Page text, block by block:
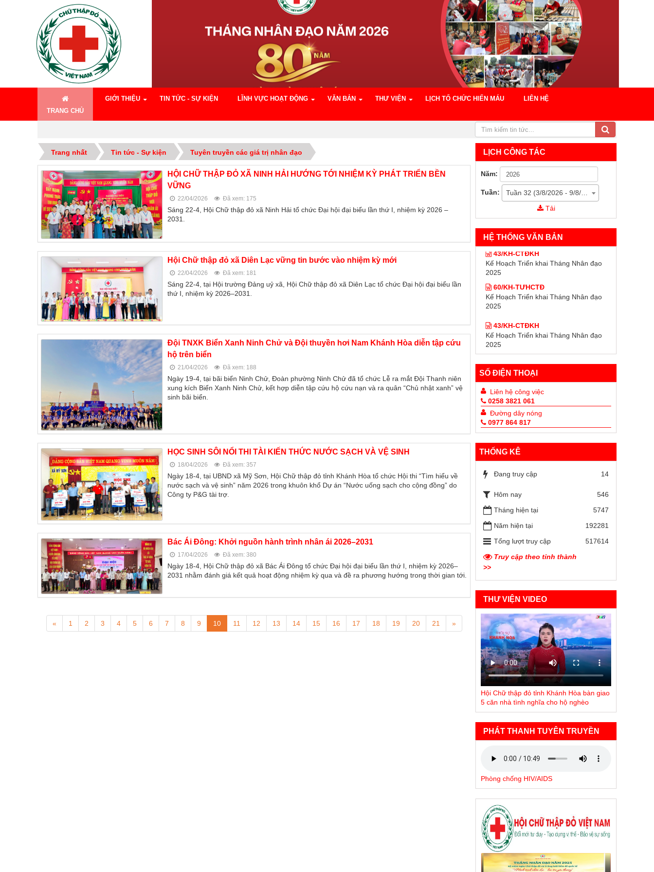
TRANG CHỦ
GIỚI THIỆU TIN TỨC - SỰ KIỆN LĨNH VỰC HOẠT ĐỘNG VĂN BẢN THƯ VIỆN LỊCH TỔ CHỨC HIẾN MÁU LIÊN HỆ
Trang nhất Tin tức - Sự kiện Tuyên truyền các giá trị nhân đạo
HỘI CHỮ THẬP ĐỎ XÃ NINH HẢI HƯỚNG TỚI NHIỆM KỲ PHÁT TRIỂN BỀN
VỮNG
22/04/2026 Đã xem: 175
Sáng 22-4, Hội Chữ thập đỏ xã Ninh Hải tổ chức Đại hội đại biểu lần thứ I, nhiệm kỳ 2026 –
2031.
Hội Chữ thập đỏ xã Diên Lạc vững tin bước vào nhiệm kỳ mới
22/04/2026 Đã xem: 181
Sáng 22-4, tại Hội trường Đảng uỷ xã, Hội Chữ thập đỏ xã Diên Lạc tổ chức Đại hội đại biểu lần
thứ I, nhiệm kỳ 2026–2031.
Đội TNXK Biển Xanh Ninh Chử và Đội thuyền hơi Nam Khánh Hòa diễn tập cứu
hộ trên biển
21/04/2026 Đã xem: 188
Ngày 19-4, tại bãi biển Ninh Chử, Đoàn phường Ninh Chử đã tổ chức Lễ ra mắt Đội Thanh niên
xung kích Biển Xanh Ninh Chử, kết hợp diễn tập cứu hộ cứu nạn và ra quân “Chủ nhật xanh” vệ
sinh bãi biển.
HỌC SINH SÔI NỔI THI TÀI KIẾN THỨC NƯỚC SẠCH VÀ VỆ SINH
18/04/2026 Đã xem: 357
Ngày 18-4, tại UBND xã Mỹ Sơn, Hội Chữ thập đỏ tỉnh Khánh Hòa tổ chức Hội thi “Tìm hiểu về
nước sạch và vệ sinh” năm 2026 trong khuôn khổ Dự án “Nước uống sạch cho cộng đồng” do
Công ty P&G tài trợ.
Bác Ái Đông: Khởi nguồn hành trình nhân ái 2026–2031
17/04/2026 Đã xem: 380
Ngày 18-4, Hội Chữ thập đỏ xã Bác Ái Đông tổ chức Đại hội đại biểu lần thứ I, nhiệm kỳ 2026–
2031 nhằm đánh giá kết quả hoạt động nhiệm kỳ qua và đề ra phương hướng trong thời gian tới.
« 1 2 3 4 5 6 7 8 9 10 11 12 13 14 15 16 17 18 19 20 21 »
LỊCH CÔNG TÁC
Năm:
Tuần:
Tải
HỆ THỐNG VĂN BẢN
43/KH-CTĐKH
Kế Hoạch Triển khai Tháng Nhân đạo
2025
Kế Hoạch Triển khai Tháng Nhân đạo
2025
Kế Hoạch Triển khai Tháng Nhân đạo
2025
60/KH-TƯHCTĐ
Kế Hoạch Triển khai Tháng Nhân đạo
2025
SỐ ĐIỆN THOẠI
Liên hệ công việc
0258 3821 061
Đường dây nóng
0977 864 817
THỐNG KÊ
Đang truy cập 14
Hôm nay
546
Tháng hiện tại
5747
Năm hiện tại
192281
Tổng lượt truy cập
517614
Truy cập theo tỉnh thành
>>
THƯ VIỆN VIDEO
Hội Chữ thập đỏ tỉnh Khánh Hòa bàn giao
5 căn nhà tình nghĩa cho hộ nghèo
PHÁT THANH TUYÊN TRUYỀN
Phòng chống HIV/AIDS